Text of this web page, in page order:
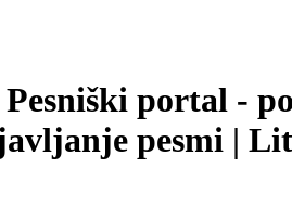
Pesniški portal -
pesmi |